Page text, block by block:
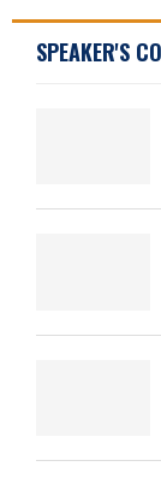
SPEAKER'S